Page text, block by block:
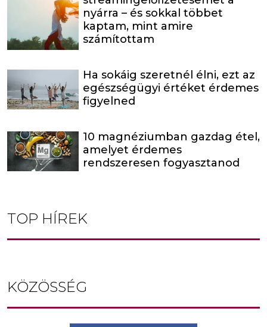
nyárra – és sokkal többet
kaptam, mint amire
számítottam
Ha sokáig szeretnél élni, ezt az
egészségügyi értéket érdemes
figyelned
10 magnéziumban gazdag étel,
amelyet érdemes
rendszeresen fogyasztanod
TOP HÍREK
KÖZÖSSÉG